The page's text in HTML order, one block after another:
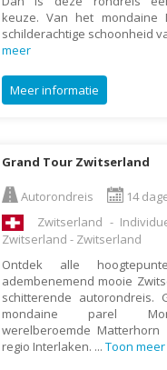
keuze. Van het mondaine
schilderachtige schoonheid
meer
Meer informatie
Grand Tour Zwitserland
Autorondreis
14
Zwitserland -
Zwitserland - Zwitserland
Ontdek alle
adembenemend mooie
schitterende autorondreis.
mondaine parel
werelberoemde
regio Interlaken. ... Toon meer